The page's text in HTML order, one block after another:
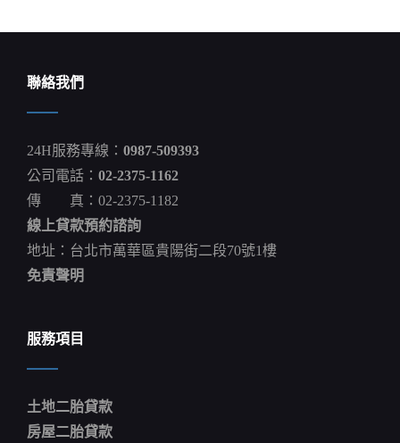
覽
聯絡我們
24H服務專線： 0987-509393
公司電話： 02-2375-1162
傳 真：02-2375-1182
線上貸款預約諮詢
地址：台北市萬華區貴陽街二段70號1樓
免責聲明
服務項目
土地二胎貸款
房屋二胎貸款